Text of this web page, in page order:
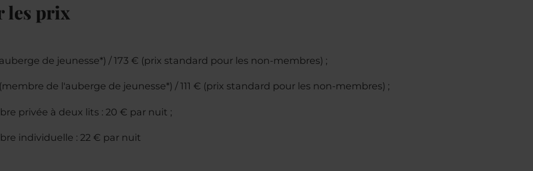
les prix
de jeunesse*) / 173 € (prix standard pour les non-membres) ;
de l'auberge de jeunesse*) / 111 € (prix standard pour les non-membres) ;
privée à deux lits : 20 € par nuit ;
individuelle : 22 € par nuit